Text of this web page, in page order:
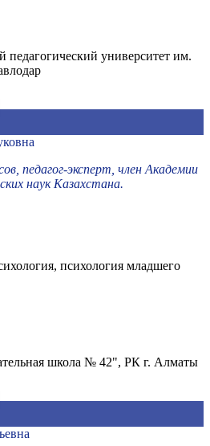
университет им.
педагог-эксперт, член Академии
наук Казахстана.
психология младшего
школа № 42", РК г. Алматы